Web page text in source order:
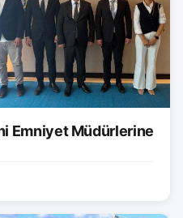
Emniyet Müdürlerine